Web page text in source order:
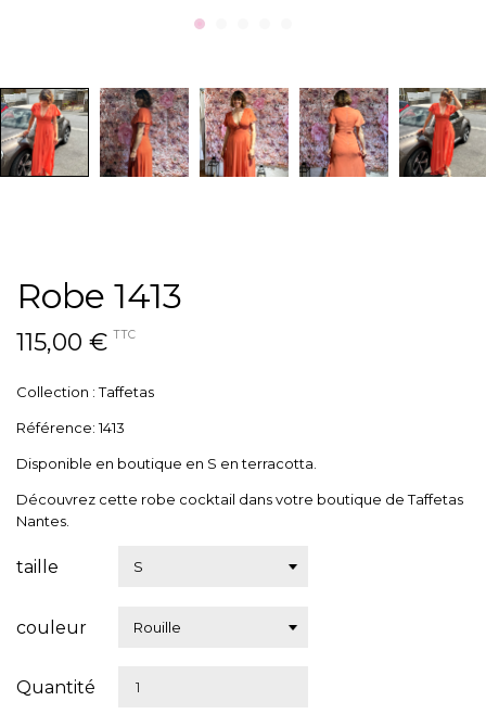
Robe 1413
115,00 € TTC
Collection : Taffetas
Référence: 1413
Disponible en boutique en S en terracotta.
Découvrez cette robe cocktail dans votre boutique de Taffetas
Nantes.
taille
couleur
Quantité